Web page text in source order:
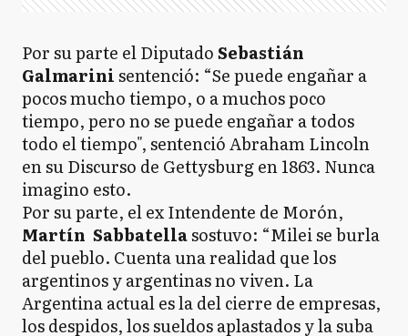
Por su parte el DiputadoSebastián
Galmarinisentenció: “Se puede engañar a
pocos mucho tiempo, o a muchos poco
tiempo, pero no se puede engañar a todos
todo el tiempo", sentenció Abraham Lincoln
en su Discurso de Gettysburg en 1863. Nunca
imagino esto.
Por su parte, el ex Intendente de Morón,
Martín Sabbatellasostuvo: “Milei se burla
del pueblo. Cuenta una realidad que los
argentinos y argentinas no viven. La
Argentina actual es la del cierre de empresas,
los despidos, los sueldos aplastados y la suba